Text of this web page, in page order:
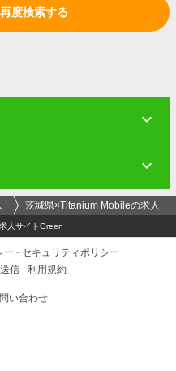
度検索する
茨城県×Titanium Mobileの求人
人サイトGreen
ー - セキュリティポリシー
信 - 利用規約
い合わせ